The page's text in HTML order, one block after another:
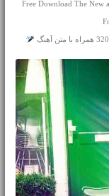
Free Download The New